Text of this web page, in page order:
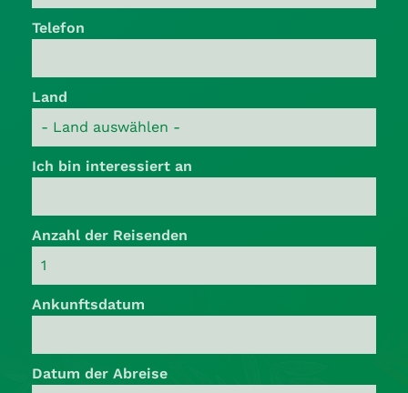
Telefon
Land
Ich bin interessiert an
Anzahl der Reisenden
Ankunftsdatum
Datum der Abreise